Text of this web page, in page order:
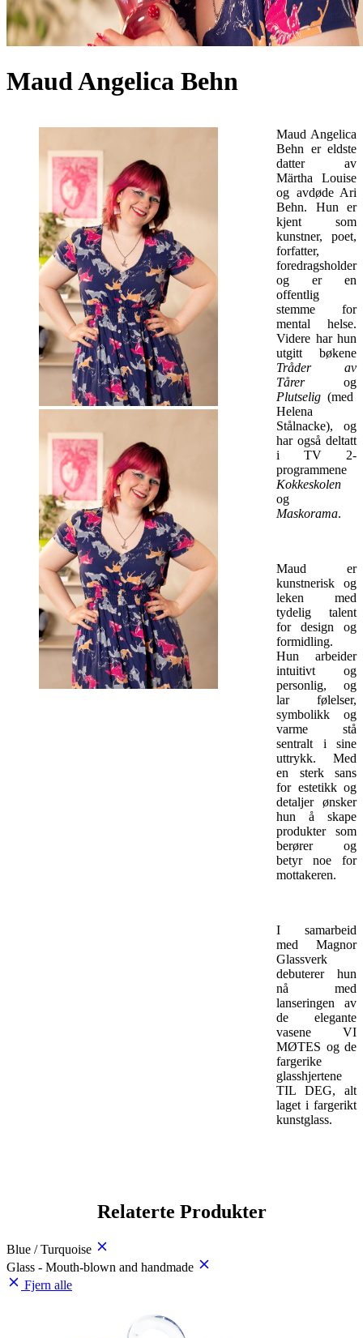
Maud Angelica Behn
Maud Angelica
Behn er eldste
datter av
Märtha Louise
og avdøde Ari
Behn. Hun er
kjent som
kunstner, poet,
forfatter,
foredragsholder
og er en
offentlig
stemme for
mental helse.
Videre har hun
utgitt bøkene
Tråder av
Tårer og
Plutselig (med
Helena
Stålnacke), og
har også deltatt
i TV 2-
programmene
Kokkeskolen
og
Maskorama.
Maud er
kunstnerisk og
leken med
tydelig talent
for design og
formidling.
Hun arbeider
intuitivt og
personlig, og
lar følelser,
symbolikk og
varme stå
sentralt i sine
uttrykk. Med
en sterk sans
for estetikk og
detaljer ønsker
hun å skape
produkter som
berører og
betyr noe for
mottakeren.
I samarbeid
med Magnor
Glassverk
debuterer hun
nå med
lanseringen av
de elegante
vasene VI
MØTES og de
fargerike
glasshjertene
TIL DEG, alt
laget i fargerikt
kunstglass.
Relaterte Produkter
Blue / Turquoise
Glass - Mouth-blown and handmade
Fjern alle